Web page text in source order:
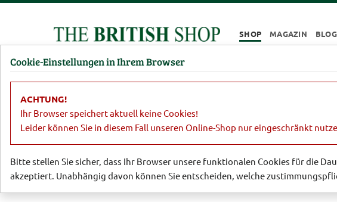
SHOP MAGAZIN BLOG
Damen Herren Barbour Parfümerie
Cookie-Einstellungen in Ihrem Browser
ACHTUNG!
Ihr Browser speichert aktuell keine Cookies!
Leider können Sie in diesem Fall unseren Online-Shop nur eingeschränkt
Bitte stellen Sie sicher, dass Ihr Browser unsere funktionalen Cookies für die
akzeptiert. Unabhängig davon können Sie entscheiden, welche